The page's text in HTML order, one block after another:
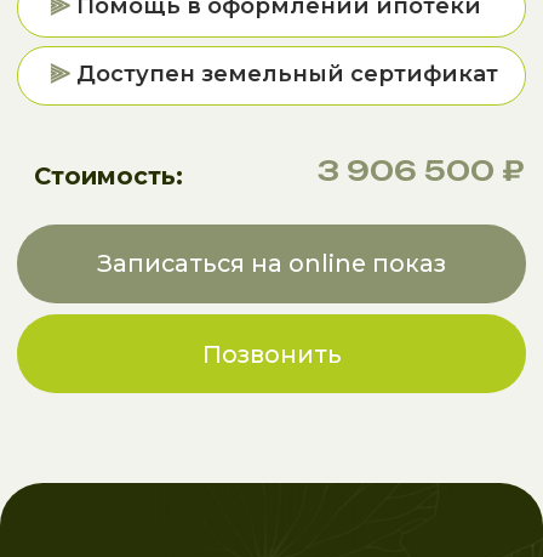
TERRA PARK ЭТО
загородной жизни
минутах езды от Санкт-Петербурга, с
полностью автономной инфраструктурой